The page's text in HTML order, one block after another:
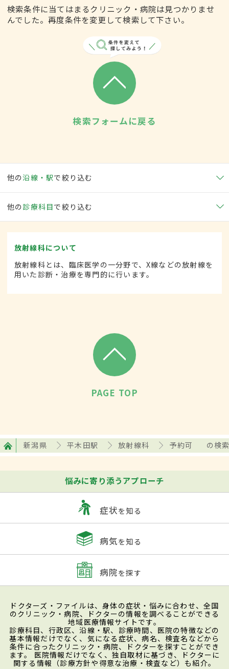
検索条件に当てはまるクリニック・病院は見つかりませ
んでした。再度条件を変更して検索して下さい。
検索フォームに戻る
他の沿線・駅で絞り込む
他の 診療科目で絞り込む
放射線科について
放射線科とは、臨床医学の一分野で、X線などの放射線を
用いた診断・治療を専門的に行います。
PAGE TOP
新潟県 平木田駅 放射線科 予約可 の検
悩みに寄り添うアプローチ
症状を知る
病気を知る
病院を探す
ドクターズ・ファイルは、身体の症状・悩みに合わせ、全国
のクリニック・病院、ドクターの情報を調べることができる
地域医療情報サイトです。
診療科目、行政区、沿線・駅、診療時間、医院の特徴などの
基本情報だけでなく、気になる症状、病名、検査名などから
条件に合ったクリニック・病院、ドクターを探すことができ
ます。 医院情報だけでなく、独自取材に基づき、ドクターに
関する情報（診療方針や得意な治療・検査など）も紹介。